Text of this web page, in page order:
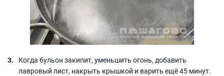
Когда бульон закипит, уменьшить огонь, добавить
лавровый лист, накрыть крышкой и варить ещё 45 минут.